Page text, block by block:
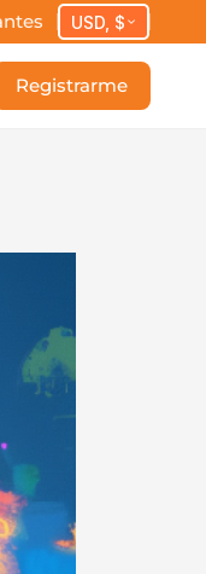
USD, $
Registrarme